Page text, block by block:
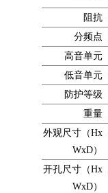
阻抗
分频点
高音单元
低音单元
防护等级
重量
外观尺寸（Hx
WxD）
开孔尺寸（Hx
WxD）